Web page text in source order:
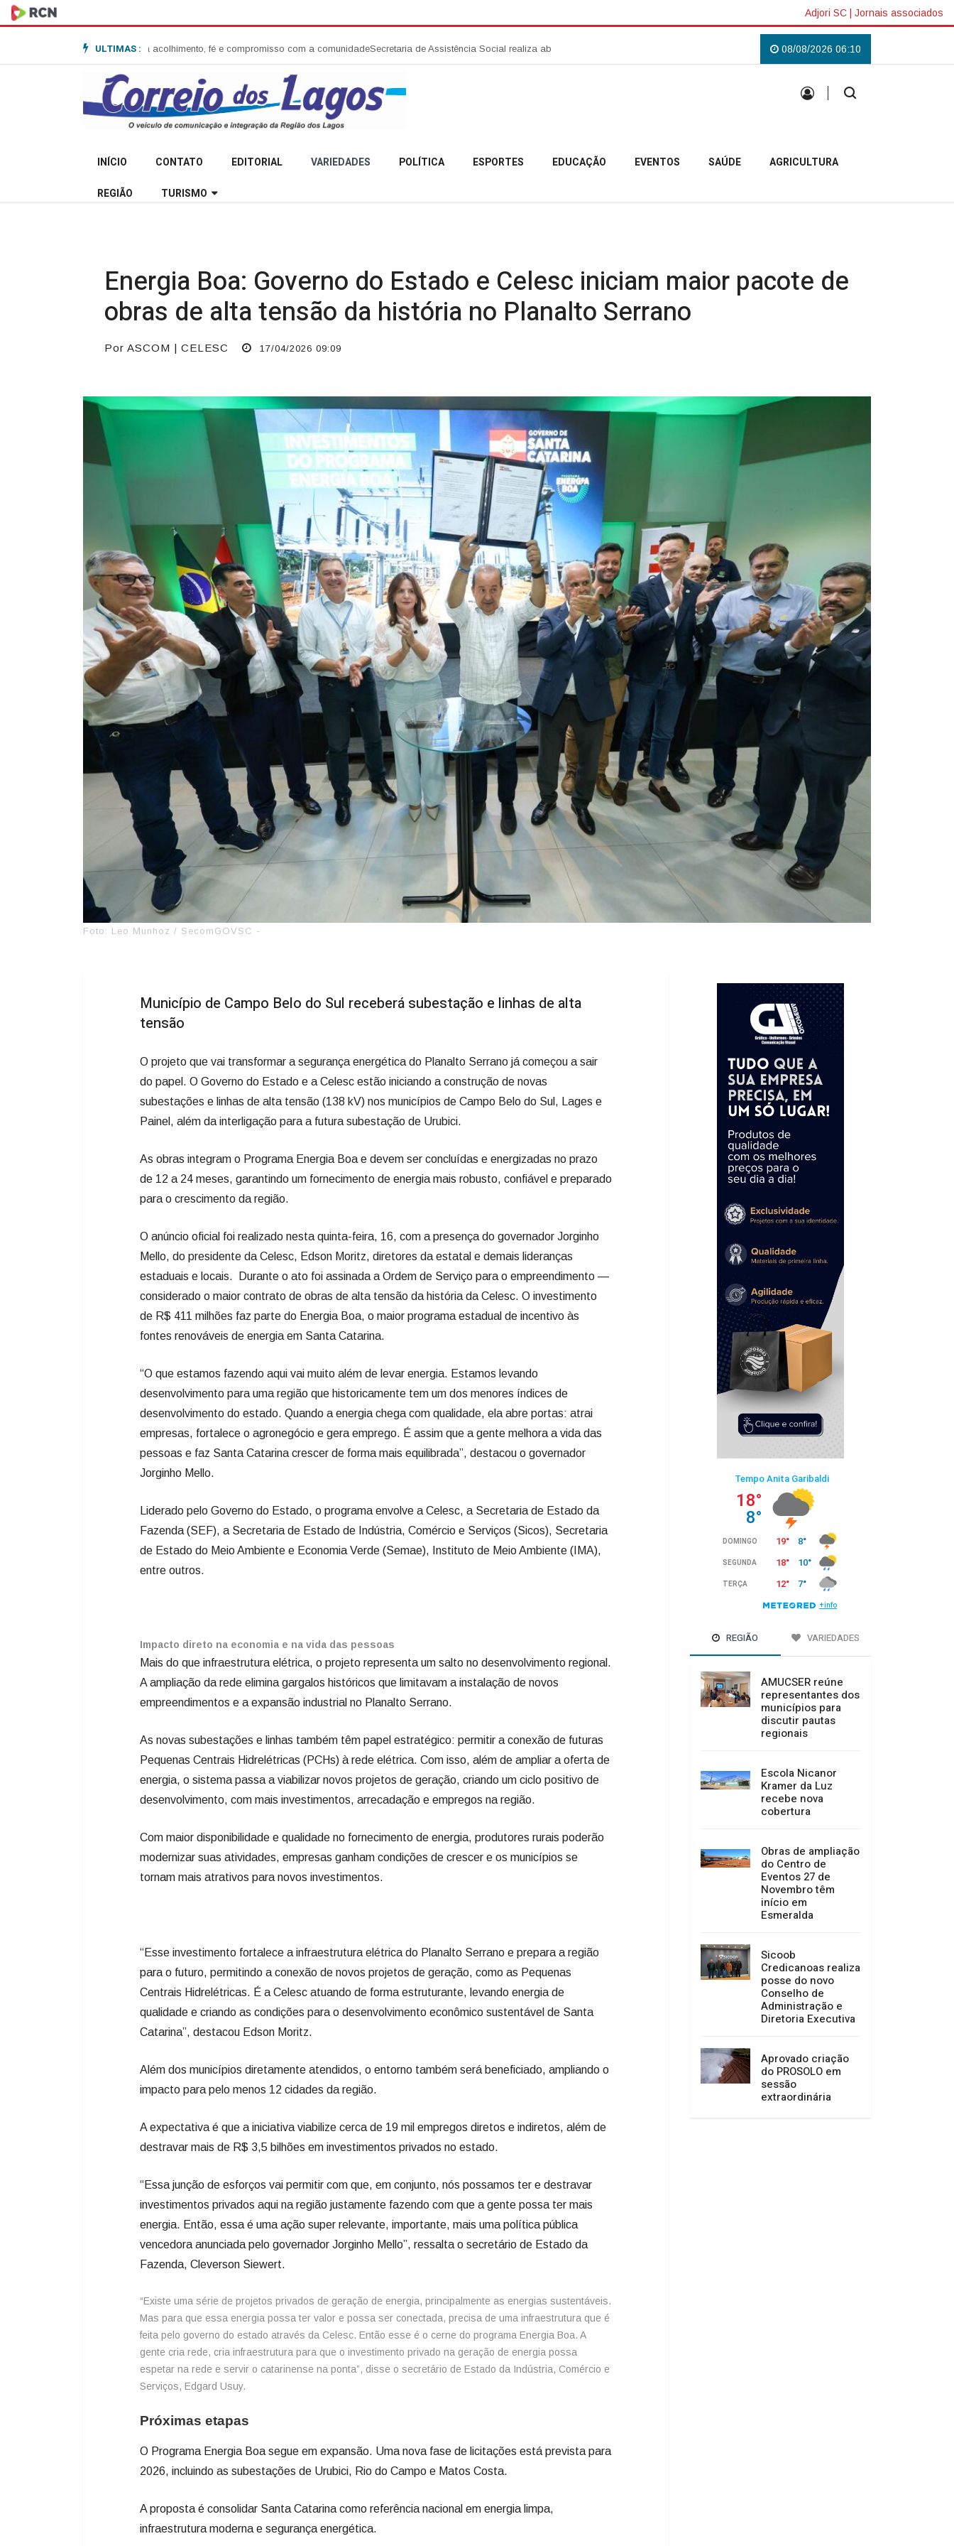
Adjori SC | Jornais associados
ULTIMAS :
Garibaldi e destaca acolhimento, fé e compromisso com a comunidadeSecretaria de Assistência Social realiza abertura da Campanha Agosto Lilás em Campo Belo do Sul Uma tradição que voltou a reunir a comunidade
08/08/2026 06:10
INÍCIO CONTATO EDITORIAL VARIEDADES POLÍTICA ESPORTES EDUCAÇÃO EVENTOS SAÚDE AGRICULTURA
REGIÃO TURISMO
Energia Boa: Governo do Estado e Celesc iniciam maior pacote de
obras de alta tensão da história no Planalto Serrano
Por ASCOM | CELESC 17/04/2026 09:09
Foto: Leo Munhoz / SecomGOVSC -
Município de Campo Belo do Sul receberá subestação e linhas de alta
tensão
O projeto que vai transformar a segurança energética do Planalto Serrano já começou a sair
do papel. O Governo do Estado e a Celesc estão iniciando a construção de novas
subestações e linhas de alta tensão (138 kV) nos municípios de Campo Belo do Sul, Lages e
Painel, além da interligação para a futura subestação de Urubici.
As obras integram o Programa Energia Boa e devem ser concluídas e energizadas no prazo
de 12 a 24 meses, garantindo um fornecimento de energia mais robusto, confiável e preparado
para o crescimento da região.
O anúncio oficial foi realizado nesta quinta-feira, 16, com a presença do governador Jorginho
Mello, do presidente da Celesc, Edson Moritz, diretores da estatal e demais lideranças
estaduais e locais. Durante o ato foi assinada a Ordem de Serviço para o empreendimento —
considerado o maior contrato de obras de alta tensão da história da Celesc. O investimento
de R$ 411 milhões faz parte do Energia Boa, o maior programa estadual de incentivo às
fontes renováveis de energia em Santa Catarina.
“O que estamos fazendo aqui vai muito além de levar energia. Estamos levando
desenvolvimento para uma região que historicamente tem um dos menores índices de
desenvolvimento do estado. Quando a energia chega com qualidade, ela abre portas: atrai
empresas, fortalece o agronegócio e gera emprego. É assim que a gente melhora a vida das
pessoas e faz Santa Catarina crescer de forma mais equilibrada”, destacou o governador
Jorginho Mello.
Liderado pelo Governo do Estado, o programa envolve a Celesc, a Secretaria de Estado da
Fazenda (SEF), a Secretaria de Estado de Indústria, Comércio e Serviços (Sicos), Secretaria
de Estado do Meio Ambiente e Economia Verde (Semae), Instituto de Meio Ambiente (IMA),
entre outros.
Impacto direto na economia e na vida das pessoas
Mais do que infraestrutura elétrica, o projeto representa um salto no desenvolvimento regional.
A ampliação da rede elimina gargalos históricos que limitavam a instalação de novos
empreendimentos e a expansão industrial no Planalto Serrano.
As novas subestações e linhas também têm papel estratégico: permitir a conexão de futuras
Pequenas Centrais Hidrelétricas (PCHs) à rede elétrica. Com isso, além de ampliar a oferta de
energia, o sistema passa a viabilizar novos projetos de geração, criando um ciclo positivo de
desenvolvimento, com mais investimentos, arrecadação e empregos na região.
Com maior disponibilidade e qualidade no fornecimento de energia, produtores rurais poderão
modernizar suas atividades, empresas ganham condições de crescer e os municípios se
tornam mais atrativos para novos investimentos.
“Esse investimento fortalece a infraestrutura elétrica do Planalto Serrano e prepara a região
para o futuro, permitindo a conexão de novos projetos de geração, como as Pequenas
Centrais Hidrelétricas. É a Celesc atuando de forma estruturante, levando energia de
qualidade e criando as condições para o desenvolvimento econômico sustentável de Santa
Catarina”, destacou Edson Moritz.
Além dos municípios diretamente atendidos, o entorno também será beneficiado, ampliando o
impacto para pelo menos 12 cidades da região.
A expectativa é que a iniciativa viabilize cerca de 19 mil empregos diretos e indiretos, além de
destravar mais de R$ 3,5 bilhões em investimentos privados no estado.
“Essa junção de esforços vai permitir com que, em conjunto, nós possamos ter e destravar
investimentos privados aqui na região justamente fazendo com que a gente possa ter mais
energia. Então, essa é uma ação super relevante, importante, mais uma política pública
vencedora anunciada pelo governador Jorginho Mello”, ressalta o secretário de Estado da
Fazenda, Cleverson Siewert.
“Existe uma série de projetos privados de geração de energia, principalmente as energias sustentáveis.
Mas para que essa energia possa ter valor e possa ser conectada, precisa de uma infraestrutura que é
feita pelo governo do estado através da Celesc. Então esse é o cerne do programa Energia Boa. A
gente cria rede, cria infraestrutura para que o investimento privado na geração de energia possa
espetar na rede e servir o catarinense na ponta”, disse o secretário de Estado da Indústria, Comércio e
Serviços, Edgard Usuy.
Próximas etapas
O Programa Energia Boa segue em expansão. Uma nova fase de licitações está prevista para
2026, incluindo as subestações de Urubici, Rio do Campo e Matos Costa.
A proposta é consolidar Santa Catarina como referência nacional em energia limpa,
infraestrutura moderna e segurança energética.
REGIÃO VARIEDADES
AMUCSER reúne
representantes dos
municípios para
discutir pautas
regionais
Escola Nicanor
Kramer da Luz
recebe nova
cobertura
Obras de ampliação
do Centro de
Eventos 27 de
Novembro têm
início em
Esmeralda
Sicoob
Credicanoas realiza
posse do novo
Conselho de
Administração e
Diretoria Executiva
Aprovado criação
do PROSOLO em
sessão
extraordinária